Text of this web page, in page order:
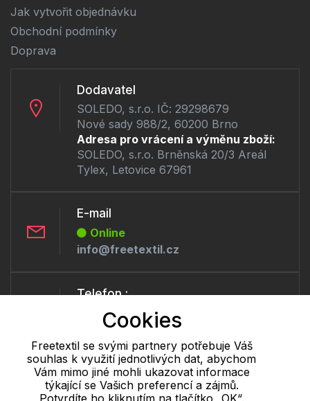
Jak vytvořit objednávku
Obchodní podmínky
Doprava
Dodavatel
SOLEDO, s.r.o. IČ: 29298679
Nové sady 988/2, 60200 Brno
Adresa pro vrácení a výměnu zboží:
SOLEDO, s.r.o. Brněnská 20/3 Areál
Tylex, Letovice 67961
E-mail
Online
info@freetextil.cz
Telefon :
Offline
+420 530 334 460
Cookie - podrobné nastavení| Další informace|Ochrana osobních
Cookies
Freetextil se svými partnery potřebuje Váš
souhlas k využití jednotlivých dat, abychom
Vám mimo jiné mohli ukazovat informace
týkající se Vašich preferencí a zájmů.